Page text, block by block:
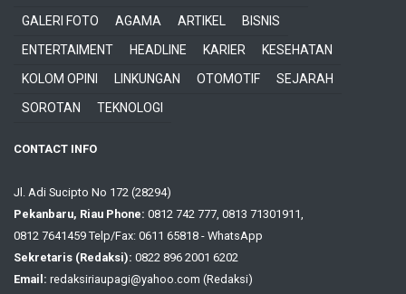
GALERI FOTO
AGAMA ARTIKEL
BISNIS
ENTERTAIMENT
HEADLINE KARIER
KESEHATAN
KOLOM OPINI
LINKUNGAN OTOMOTIF
SEJARAH
SOROTAN
TEKNOLOGI
CONTACT INFO
Jl. Adi Sucipto No 172 (28294)
Pekanbaru, Riau Phone: 0812 742 777, 0813 71301911,
0812 7641459 Telp/Fax: 0611 65818 - WhatsApp
Sekretaris (Redaksi): 0822 896 2001 6202
Email: redaksiriaupagi@yahoo.com (Redaksi)